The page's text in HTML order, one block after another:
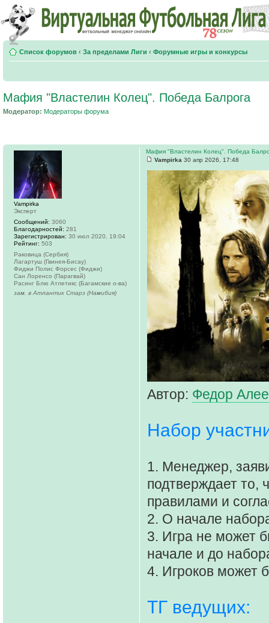
Список форумов ‹ За пределами Лиги ‹ Форумные игры и конкурсы
Мафия "Властелин Колец". Победа Балрога
Модератор: Модераторы форума
Мафия "Властелин Колец". Победа
Vampirka 30 апр 2026, 17:48
Автор: Федор
Набор
1. Менеджер,
подтверждает то,
правилами и
2. О начале
3. Игра не может
начале и до
4. Игроков может
ТГ ведущих:
Vampirka
Эксперт
Сообщений: 3060
Благодарностей: 281
Зарегистрирован: 30 июл 2020, 19:04
Рейтинг: 503
Раковица (Сербия)
Лагартуш (Гвинея-Бисау)
Фиджи Полис Форсес (Фиджи)
Сан Лоренсо (Парагвай)
Расинг Блю Атлетикс (Багамские о-ва)
зам. в Атлантик Старз (Намибия)